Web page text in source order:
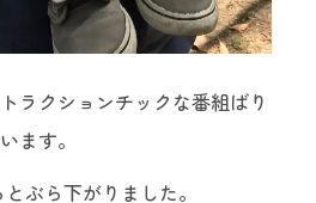
ラクションチックな番組ばり
ます。
ぶら下がりました。